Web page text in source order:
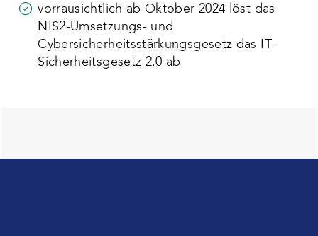
vorrausichtlich ab Oktober 2024 löst das
NIS2-Umsetzungs- und
Cybersicherheitsstärkungsgesetz das IT-
Sicherheitsgesetz 2.0 ab